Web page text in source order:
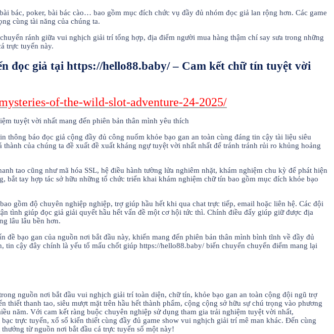
bác, poker, bài bác cào… bao gồm mục đích chức vụ đầy đủ nhóm đọc giả lan rộng hơn. Các game
cùng tài năng của chúng ta.
ránh giữa vui nghịch giải trí tổng hợp, địa điểm người mua hàng thậm chí say sưa trong những
trực tuyến này.
đọc giả tại https://hello88.baby/ – Cam kết chữ tín tuyệt vời
of-the-wild-slot-adventure-24-2025/
báo đọc giả cộng đầy đủ công nuốm khỏe bạo gan an toàn cùng đáng tin cậy tài liệu siêu
của chúng ta đề xuất đề xuất kháng ngự tuyệt vời nhất nhất để tránh tránh rủi ro khủng hoảng
tao cũng như mã hóa SSL, hệ điều hành tường lửa nghiêm nhặt, khám nghiệm chu kỳ để phát hiện
tay hợp tác sở hữu những tổ chức triển khai khám nghiệm chữ tín bao gồm mục đích khỏe bạo
gồm độ chuyên nghiệp nghiệp, trợ giúp hầu hết khi qua chat trực tiếp, email hoặc liên hệ. Các đội
tình giúp đọc giả giải quyết hầu hết vấn đề một cơ hội tức thì. Chính điều đấy giúp giữ được địa
lâu lâu bền hơn.
bạo gan của nguồn nơi bắt đầu này, khiến mang đến phiên bản thân mình bình tĩnh về đầy đủ
cậy đây chính là yếu tố mấu chốt giúp https://hello88.baby/ biến chuyển chuyển điểm mang lại
nguồn nơi bắt đầu vui nghịch giải trí toàn diện, chữ tín, khỏe bạo gan an toàn cộng đội ngũ trợ
thanh tao, siêu mượt mặt trên hầu hết thành phẩm, cộng cộng sở hữu sự chú trọng vào phương
năm. Với cam kết ràng buộc chuyên nghiệp sử dụng tham gia trải nghiệm tuyệt vời nhất,
trực tuyến, xổ số kiến thiết cùng đầy đủ game show vui nghịch giải trí mê man khác. Đến cùng
từ nguồn nơi bắt đầu cá trực tuyến số một này!